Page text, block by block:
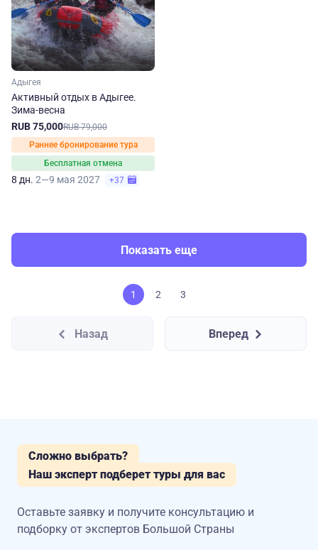
Адыгея
Активный отдых в Адыгее.
Зима-весна
RUB 75,000RUB 79,000
Раннее бронирование тура
Бесплатная отмена
8 дн. 2—9 мая 2027 +37
Показать еще
1 2 3
Назад Вперед
Сложно выбрать?
Наш эксперт подберет туры для вас
Оставьте заявку и получите консультацию и
подборку от экспертов Большой Страны